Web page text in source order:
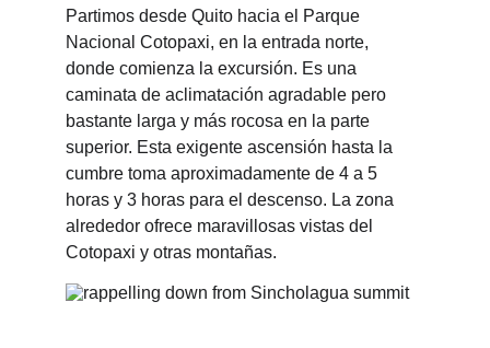
Partimos desde Quito hacia el Parque
Nacional Cotopaxi, en la entrada norte,
donde comienza la excursión. Es una
caminata de aclimatación agradable pero
bastante larga y más rocosa en la parte
superior. Esta exigente ascensión hasta la
cumbre toma aproximadamente de 4 a 5
horas y 3 horas para el descenso. La zona
alrededor ofrece maravillosas vistas del
Cotopaxi y otras montañas.